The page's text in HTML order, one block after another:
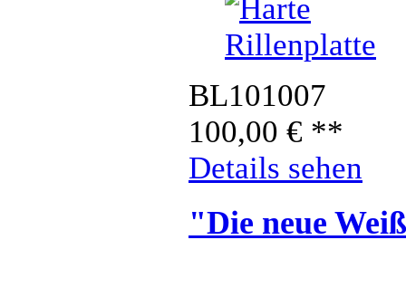
BL101007
100,00 € **
Details sehen
"Die neue